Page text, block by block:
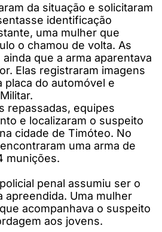
da situação e solicitaram
identificação
uma mulher que
o chamou de volta. As
que a arma aparentava
Elas registraram imagens
placa do automóvel e
repassadas, equipes
e localizaram o suspeito
cidade de Timóteo. No
uma arma de
munições.
penal assumiu ser o
apreendida. Uma mulher
acompanhava o suspeito
aos jovens.